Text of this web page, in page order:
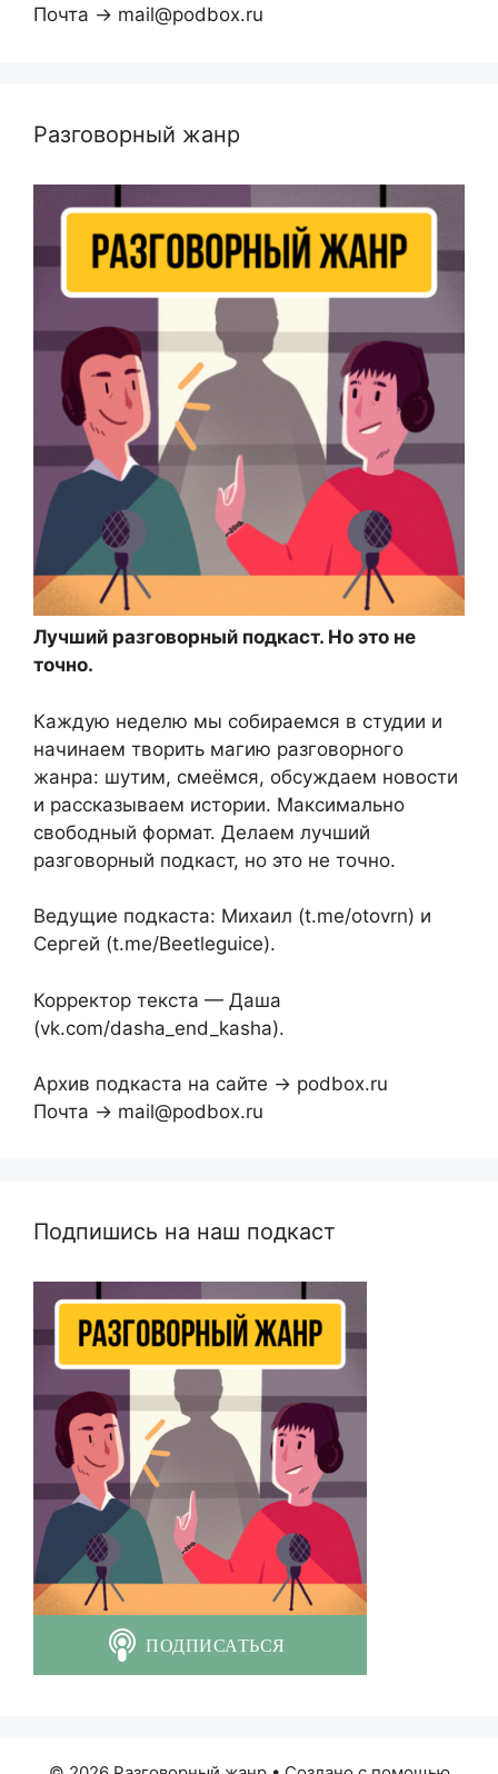
Почта → mail@podbox.ru
Разговорный жанр
Лучший разговорный подкаст. Но это не
точно.
Каждую неделю мы собираемся в студии и
начинаем творить магию разговорного
жанра: шутим, смеёмся, обсуждаем новости
и рассказываем истории. Максимально
свободный формат. Делаем лучший
разговорный подкаст, но это не точно.
Ведущие подкаста: Михаил (t.me/otovrn) и
Сергей (t.me/Beetleguice).
Корректор текста — Даша
(vk.com/dasha_end_kasha).
Архив подкаста на сайте → podbox.ru
Почта → mail@podbox.ru
Подпишись на наш подкаст